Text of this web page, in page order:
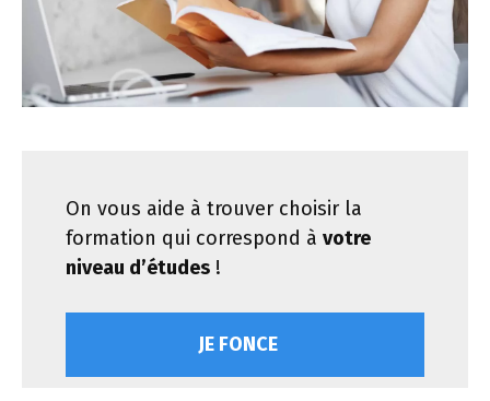
On vous aide à trouver choisir la
formation qui correspond à votre
niveau d’études !
JE FONCE